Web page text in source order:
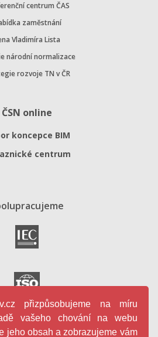
centrum ČAS
zaměstnání
Vladimíra Lista
národní normalizace
rozvoje TN v ČR
ČSN online
koncepce BIM
centrum
přizpůsobujeme na míru
vašeho chování na webu
jeho obsah a zobrazujeme vám